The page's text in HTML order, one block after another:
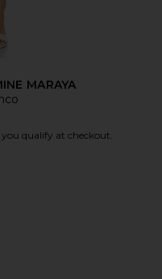
MARAYA
you qualify at checkout.